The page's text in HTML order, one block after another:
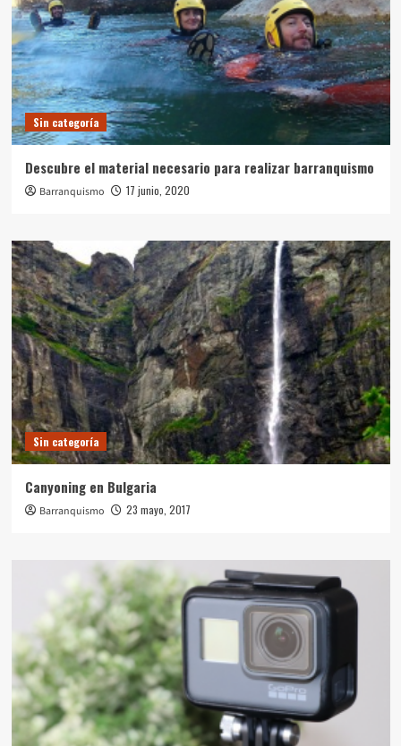
Sin categoría
Descubre el material necesario para realizar barranquismo
Barranquismo 17 junio, 2020
Sin categoría
Canyoning en Bulgaria
Barranquismo 23 mayo, 2017